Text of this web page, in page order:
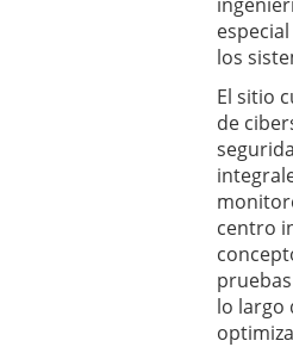
los
El sitio
de
centro
lo largo